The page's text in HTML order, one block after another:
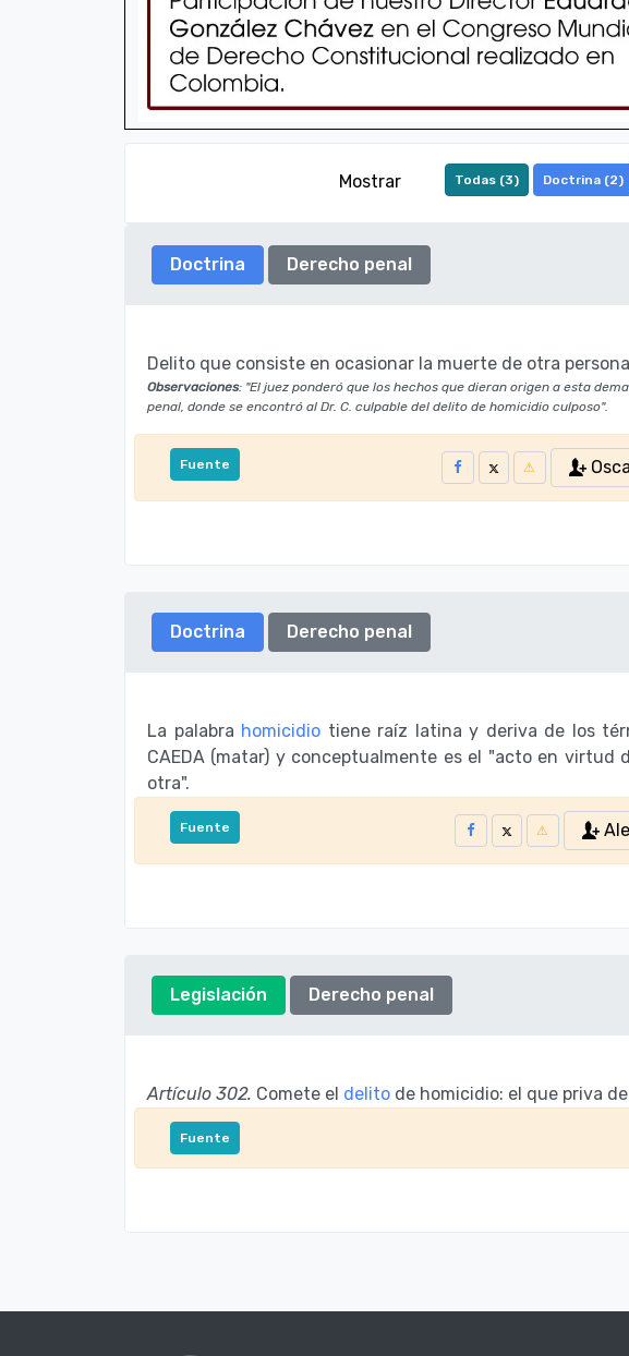
Mostrar Todas (3) Doctrina (2)
Doctrina Derecho penal
Delito que consiste en ocasionar la muerte de otra
Observaciones: "El juez ponderó que los hechos que dieran origen a esta
penal, donde se encontró al Dr. C. culpable del delito de homicidio culposo".
Fuente
Doctrina Derecho penal
La palabra homicidio tiene raíz latina y deriva de los
CAEDA (matar) y conceptualmente es el "acto en virtud
otra".
Fuente
Legislación Derecho penal
Artículo 302. Comete el delito de homicidio: el que priva
Fuente